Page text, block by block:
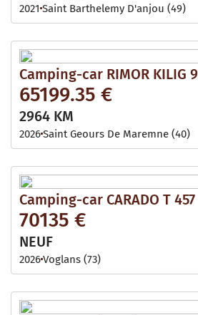
2021 Saint Barthelemy D'anjou (49)
Camping-car RIMOR KILIG 9
65199.35 €
2964 KM
2026Saint Geours De Maremne (40)
Camping-car CARADO T 457
70135 €
NEUF
2026Voglans (73)